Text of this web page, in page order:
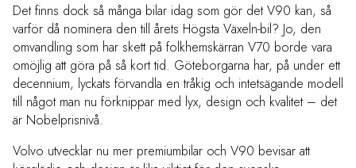
Det finns dock så många bilar idag som gör det V90 kan, så
varför då nominera den till årets Högsta Växeln-bil? Jo, den
omvandling som har skett på folkhemskärran V70 borde vara
omöjlig att göra på så kort tid. Göteborgarna har, på under ett
decennium, lyckats förvandla en tråkig och intetsägande modell
till något man nu förknippar med lyx, design och kvalitet – det
är Nobelprisnivå.
Volvo utvecklar nu mer premiumbilar och V90 bevisar att